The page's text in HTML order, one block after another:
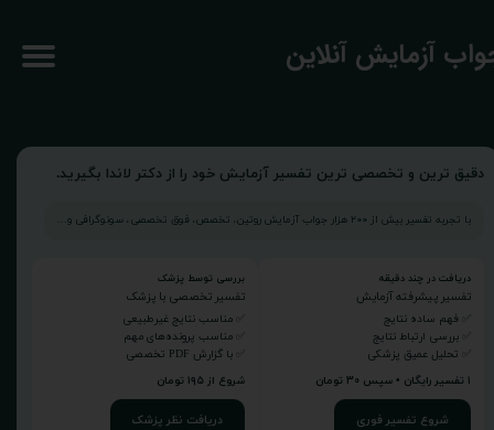
آزمایش آنلاین
دقیق ترین و تخصصی ترین تفسیر آزمایش خود را از دکتر لاندا بگیرید.
با تجربه تفسیر بیش از ۲۰۰ هزار جواب آزمایش روتین، تخصص، فوق تخصصی، سونوگرافی و...
دریافت در چند دقیقه
تفسیر پیشرفته آزمایش
✅ فهم ساده نتایج
✅ بررسی ارتباط نتایج
✅ تحلیل عمیق پزشکی
۱ تفسیر رایگان • سپس ۳۰ تومان
شروع تفسیر فوری
بررسی توسط پزشک
تفسیر تخصصی با پزشک
✅ مناسب نتایج غیرطبیعی
✅ مناسب پرونده‌های مهم
✅ با گزارش PDF تخصصی
شروع از ۱۹۵ تومان
دریافت نظر پزشک